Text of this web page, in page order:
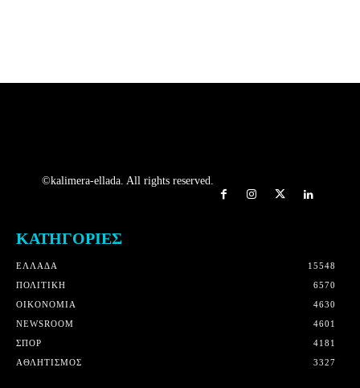
©kalimera-ellada. All rights reserved.
ΚΑΤΗΓΟΡΙΕΣ
ΕΛΛΑΔΑ
15548
ΠΟΛΙΤΙΚΗ
6570
OIKONOMIA
4630
NEWSROOM
4601
ΣΠΟΡ
4181
ΑΘΛΗΤΙΣΜΟΣ
3327